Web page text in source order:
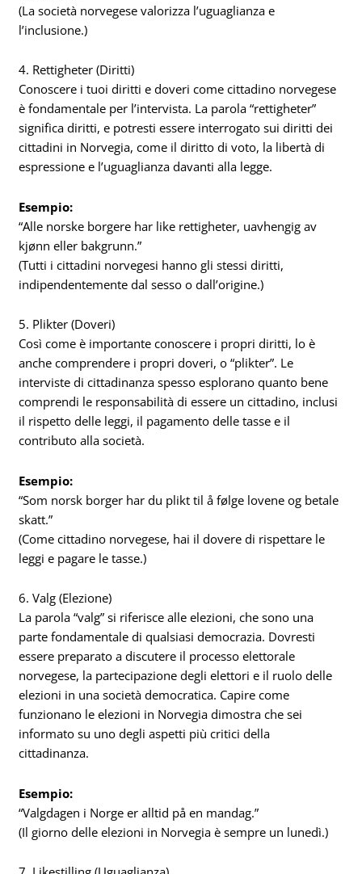
(La società norvegese valorizza l’uguaglianza e
l’inclusione.)
4. Rettigheter (Diritti)
Conoscere i tuoi diritti e doveri come cittadino norvegese
è fondamentale per l’intervista. La parola “rettigheter”
significa diritti, e potresti essere interrogato sui diritti dei
cittadini in Norvegia, come il diritto di voto, la libertà di
espressione e l’uguaglianza davanti alla legge.
Esempio:
“Alle norske borgere har like rettigheter, uavhengig av
kjønn eller bakgrunn.”
(Tutti i cittadini norvegesi hanno gli stessi diritti,
indipendentemente dal sesso o dall’origine.)
5. Plikter (Doveri)
Così come è importante conoscere i propri diritti, lo è
anche comprendere i propri doveri, o “plikter”. Le
interviste di cittadinanza spesso esplorano quanto bene
comprendi le responsabilità di essere un cittadino, inclusi
il rispetto delle leggi, il pagamento delle tasse e il
contributo alla società.
Esempio:
“Som norsk borger har du plikt til å følge lovene og betale
skatt.”
(Come cittadino norvegese, hai il dovere di rispettare le
leggi e pagare le tasse.)
6. Valg (Elezione)
La parola “valg” si riferisce alle elezioni, che sono una
parte fondamentale di qualsiasi democrazia. Dovresti
essere preparato a discutere il processo elettorale
norvegese, la partecipazione degli elettori e il ruolo delle
elezioni in una società democratica. Capire come
funzionano le elezioni in Norvegia dimostra che sei
informato su uno degli aspetti più critici della
cittadinanza.
Esempio:
“Valgdagen i Norge er alltid på en mandag.”
(Il giorno delle elezioni in Norvegia è sempre un lunedì.)